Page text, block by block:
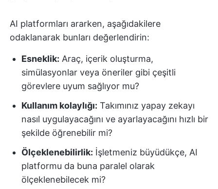
AI platformları ararken, aşağıdakilere
odaklanarak bunları değerlendirin:
Esneklik: Araç, içerik oluşturma,
simülasyonlar veya öneriler gibi çeşitli
görevlere uyum sağlıyor mu?
Kullanım kolaylığı: Takımınız yapay zekayı
nasıl uygulayacağını ve ayarlayacağını hızlı bir
şekilde öğrenebilir mi?
Ölçeklenebilirlik: İşletmeniz büyüdükçe, AI
platformu da buna paralel olarak
ölçeklenebilecek mi?